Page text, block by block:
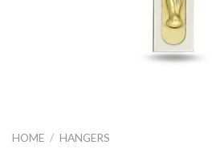
HOME / HANGERS